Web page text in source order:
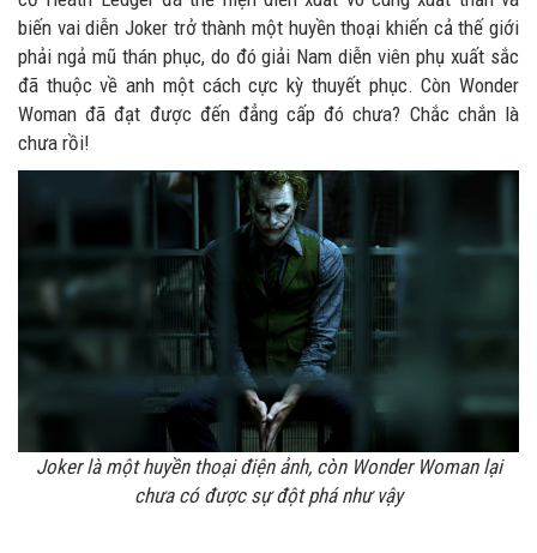
biến vai diễn Joker trở thành một huyền thoại khiến cả thế giới
phải ngả mũ thán phục, do đó giải Nam diễn viên phụ xuất sắc
đã thuộc về anh một cách cực kỳ thuyết phục. Còn Wonder
Woman đã đạt được đến đẳng cấp đó chưa? Chắc chắn là
chưa rồi!
Joker là một huyền thoại điện ảnh, còn Wonder Woman lại
chưa có được sự đột phá như vậy